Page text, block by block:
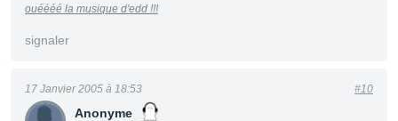
ouéééé la musique d'edd !!!
signaler
Anonyme
17 Janvier 2005 à 18:53 #10